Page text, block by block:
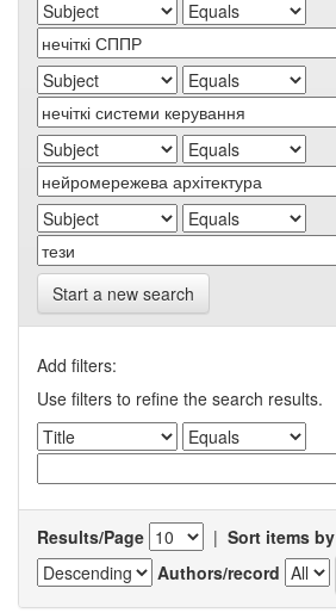
Start a new search
Add filters:
Use filters to refine the search results.
Results/Page | Sort items by
Authors/record